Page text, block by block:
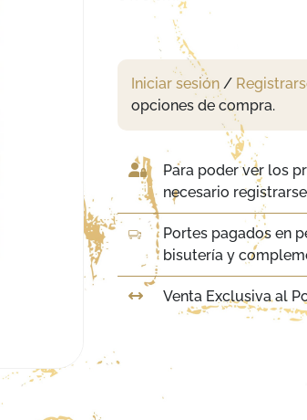
Iniciar sesión /
opciones de compra.
Para poder ver los
necesario
Portes pagados en
bisutería y
Venta Exclusiva al